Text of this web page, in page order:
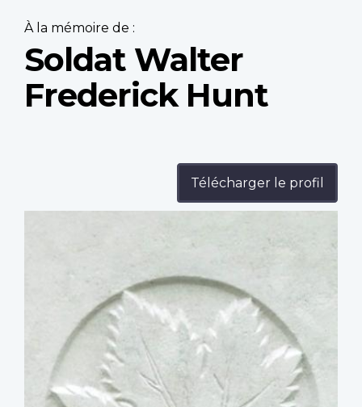
À la mémoire de :
Soldat Walter
Frederick Hunt
Télécharger le profil